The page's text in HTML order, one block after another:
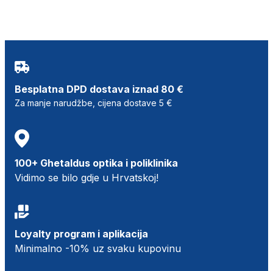
Besplatna DPD dostava iznad 80 €
Za manje narudžbe, cijena dostave 5 €
100+ Ghetaldus optika i poliklinika
Vidimo se bilo gdje u Hrvatskoj!
Loyalty program i aplikacija
Minimalno -10% uz svaku kupovinu